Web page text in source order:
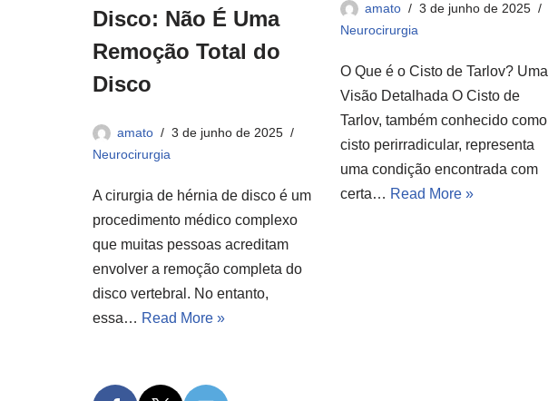
Disco: Não É Uma
Remoção Total do
Disco
amato
3 de junho de 2025
Neurocirurgia
A cirurgia de hérnia de disco é um
procedimento médico complexo
que muitas pessoas acreditam
envolver a remoção completa do
disco vertebral. No entanto,
essa… Read More »
amato
3 de junho de 2025
Neurocirurgia
O Que é o Cisto de Tarlov? Uma
Visão Detalhada O Cisto de
Tarlov, também conhecido como
cisto perirradicular, representa
uma condição encontrada com
certa… Read More »